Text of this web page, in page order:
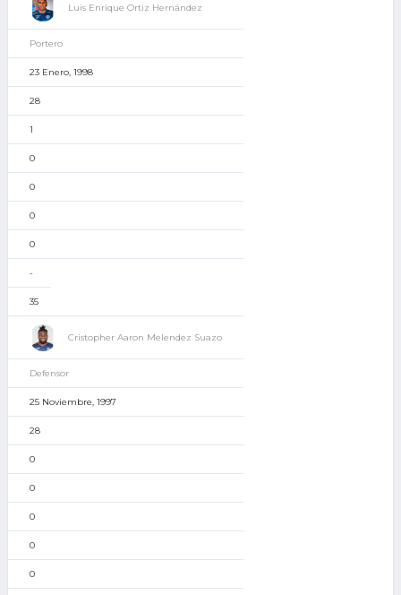
Luis Enrique Ortiz Hernández
Portero
23 Enero, 1998
28
1
0
0
0
0
-
35
Cristopher Aaron Melendez Suazo
Defensor
25 Noviembre, 1997
28
0
0
0
0
0